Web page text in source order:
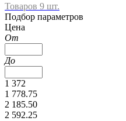
Товаров 9 шт.
Подбор параметров
Цена
От
До
1 372
1 778.75
2 185.50
2 592.25